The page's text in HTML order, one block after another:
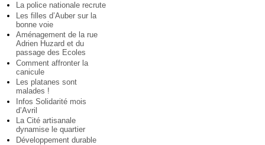
La police nationale recrute
Les filles d’Auber sur la
bonne voie
Aménagement de la rue
Adrien Huzard et du
passage des Ecoles
Comment affronter la
canicule
Les platanes sont
malades !
Infos Solidarité mois
d’Avril
La Cité artisanale
dynamise le quartier
Développement durable